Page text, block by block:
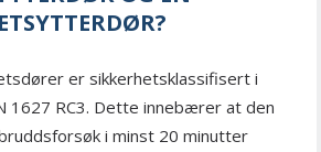
er sikkerhetsklassifisert i
1627 RC3. Dette innebærer at den
i minst 20 minutter